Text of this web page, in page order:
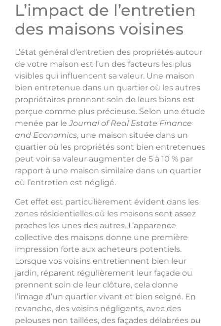
L’impact de l’entretien
des maisons voisines
L’état général d’entretien des propriétés autour
de votre maison est l’un des facteurs les plus
visibles qui influencent sa valeur. Une maison
bien entretenue dans un quartier où les autres
propriétaires prennent soin de leurs biens est
perçue comme plus précieuse. Selon une étude
menée par leJournal of Real Estate Finance
and Economics, une maison située dans un
quartier où les propriétés sont bien entretenues
peut voir sa valeur augmenter de 5 à 10 % par
rapport à une maison similaire dans un quartier
où l’entretien est négligé.
Cet effet est particulièrement évident dans les
zones résidentielles où les maisons sont assez
proches les unes des autres. L’apparence
collective des maisons donne une première
impression forte aux acheteurs potentiels.
Lorsque vos voisins entretiennent bien leur
jardin, réparent régulièrement leur façade ou
prennent soin de leur clôture, cela donne
l’image d’un quartier vivant et bien soigné. En
revanche, des voisins négligents, avec des
pelouses non taillées, des façades délabrées ou